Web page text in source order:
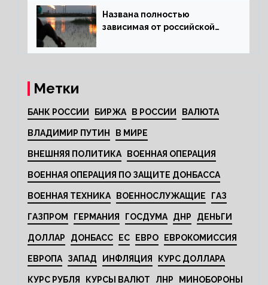
Названа полностью
зависимая от российской
Метки
БАНК РОССИИ БИРЖА В РОССИИ ВАЛЮТА
ВЛАДИМИР ПУТИН В МИРЕ
ВНЕШНЯЯ ПОЛИТИКА ВОЕННАЯ ОПЕРАЦИЯ
ВОЕННАЯ ОПЕРАЦИЯ ПО ЗАЩИТЕ ДОНБАССА
ВОЕННАЯ ТЕХНИКА ВОЕННОСЛУЖАЩИЕ ГАЗ
ГАЗПРОМ ГЕРМАНИЯ ГОСДУМА ДНР ДЕНЬГИ
ДОЛЛАР ДОНБАСС ЕС ЕВРО ЕВРОКОМИССИЯ
ЕВРОПА ЗАПАД ИНФЛЯЦИЯ КУРС ДОЛЛАРА
КУРС РУБЛЯ КУРСЫ ВАЛЮТ ЛНР МИНОБОРОНЫ